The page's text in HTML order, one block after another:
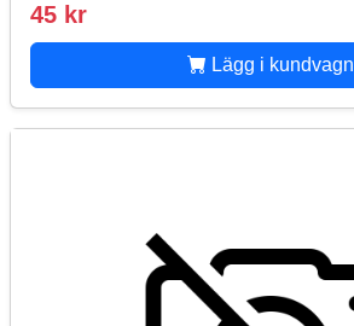
45 kr
Lägg i kundvagn